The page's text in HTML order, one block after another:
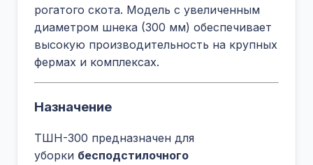
рогатого скота. Модель с увеличенным
диаметром шнека (300 мм) обеспечивает
высокую производительность на крупных
фермах и комплексах.
Назначение
ТШН-300 предназначен для
уборки бесподстилочного